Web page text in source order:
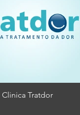
Clinica Tratdor